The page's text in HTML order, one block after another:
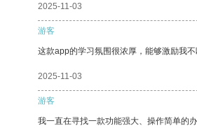
2025-11-03
游客
这款app的学习氛围很浓厚，能够激励我
2025-11-03
游客
我一直在寻找一款功能强大、操作简单的